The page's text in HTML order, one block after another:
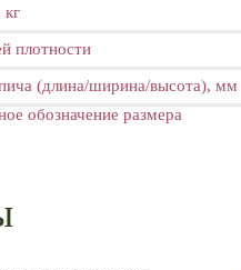
кг
плотности
(длина/ширина/высота), мм
обозначение размера